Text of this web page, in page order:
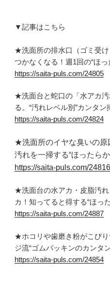
▼記事はこちら
★洗面所の排水口（ゴミ受
つかなくなる！週1回の“ほ
https://saita-puls.com/24805
★洗面台と蛇口の「水アカ
る。“汚れレベル別”カンタン
https://saita-puls.com/24824
★洗面所のイヤな臭いの原
汚れを一掃する“ほったら
https://saita-puls.com/24816
★洗面台の水アカ・皮脂汚
カ！知ってると得する“ほっ
https://saita-puls.com/24887
★ホコリや歯磨き粉がこび
ジ流“ゴムパッキンのカンタ
https://saita-puls.com/24854